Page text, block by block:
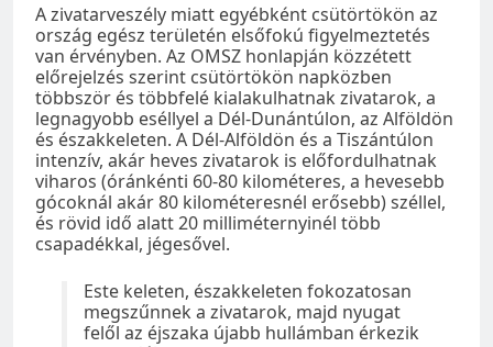
A zivatarveszély miatt egyébként csütörtökön az
ország egész területén elsőfokú figyelmeztetés
van érvényben. Az OMSZ honlapján közzétett
előrejelzés szerint csütörtökön napközben
többször és többfelé kialakulhatnak zivatarok, a
legnagyobb eséllyel a Dél-Dunántúlon, az Alföldön
és északkeleten. A Dél-Alföldön és a Tiszántúlon
intenzív, akár heves zivatarok is előfordulhatnak
viharos (óránkénti 60-80 kilométeres, a hevesebb
gócoknál akár 80 kilométeresnél erősebb) széllel,
és rövid idő alatt 20 milliméternyinél több
csapadékkal, jégesővel.
Este keleten, északkeleten fokozatosan
megszűnnek a zivatarok, majd nyugat
felől az éjszaka újabb hullámban érkezik